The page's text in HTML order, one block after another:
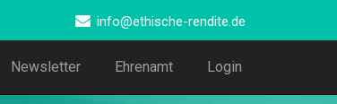
info@ethische-rendite.de
Newsletter Ehrenamt Login